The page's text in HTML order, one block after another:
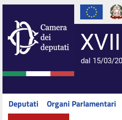
dal 15/03/
Deputati Organi Parlamentari